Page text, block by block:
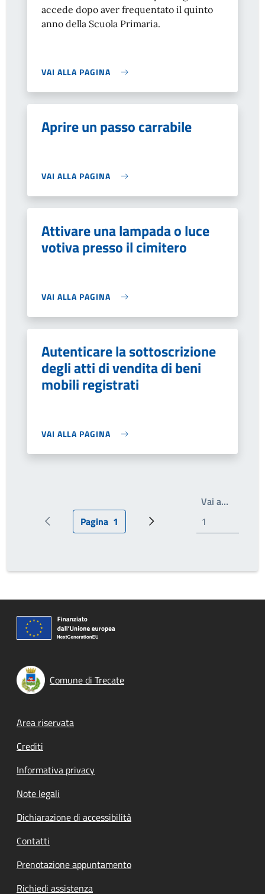
accede dopo aver frequentato il quinto
anno della Scuola Primaria.
VAI ALLA PAGINA
Aprire un passo carrabile
VAI ALLA PAGINA
Attivare una lampada o luce
votiva presso il cimitero
VAI ALLA PAGINA
Autenticare la sottoscrizione
degli atti di vendita di beni
mobili registrati
VAI ALLA PAGINA
Pagina precedentePagina attuale
Pagina 1 Prossima pagina
Vai a…
Comune di Trecate
Footer menu
Area riservata
Crediti
Informativa privacy
Note legali
Dichiarazione di accessibilità
Contatti
Prenotazione appuntamento
Richiedi assistenza